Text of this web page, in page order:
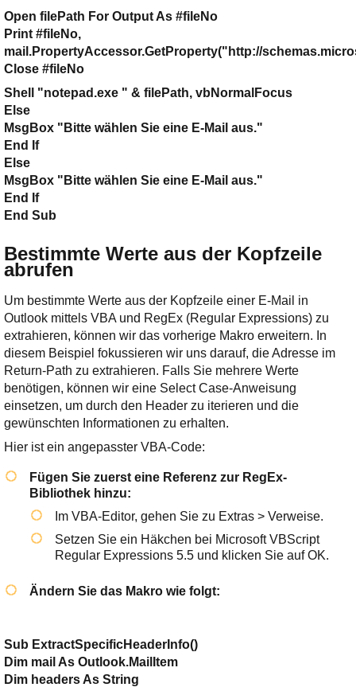
Open filePath For Output As #fileNo
Print #fileNo,
mail.PropertyAccessor.GetProperty("http://
Close #fileNo
Shell "notepad.exe " & filePath, vbNormalFocus
Else
MsgBox "Bitte wählen Sie eine E-Mail aus."
End If
Else
MsgBox "Bitte wählen Sie eine E-Mail aus."
End If
End Sub
Bestimmte Werte aus der Kopfzeile
abrufen
Um bestimmte Werte aus der Kopfzeile einer E-Mail in
Outlook mittels VBA und RegEx (Regular Expressions) zu
extrahieren, können wir das vorherige Makro erweitern. In
diesem Beispiel fokussieren wir uns darauf, die Adresse im
Return-Path zu extrahieren. Falls Sie mehrere Werte
benötigen, können wir eine Select Case-Anweisung
einsetzen, um durch den Header zu iterieren und die
gewünschten Informationen zu erhalten.
Hier ist ein angepasster VBA-Code:
Fügen Sie zuerst eine Referenz zur RegEx-
Bibliothek hinzu:
Im VBA-Editor, gehen Sie zu Extras > Verweise.
Setzen Sie ein Häkchen bei Microsoft VBScript
Regular Expressions 5.5und klicken Sie aufOK.
Ändern Sie das Makro wie folgt:
Sub ExtractSpecificHeaderInfo()
Dim mail As Outlook.MailItem
Dim headers As String